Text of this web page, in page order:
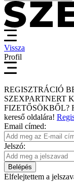
Vissza
Profil
REGISZTRÁCIÓ
SZEXPARTNERT
FIZETŐSÖKBŐL?
kereső oldalára!
Email címed:
Jelszó:
Belépés
Elfelejtettem a